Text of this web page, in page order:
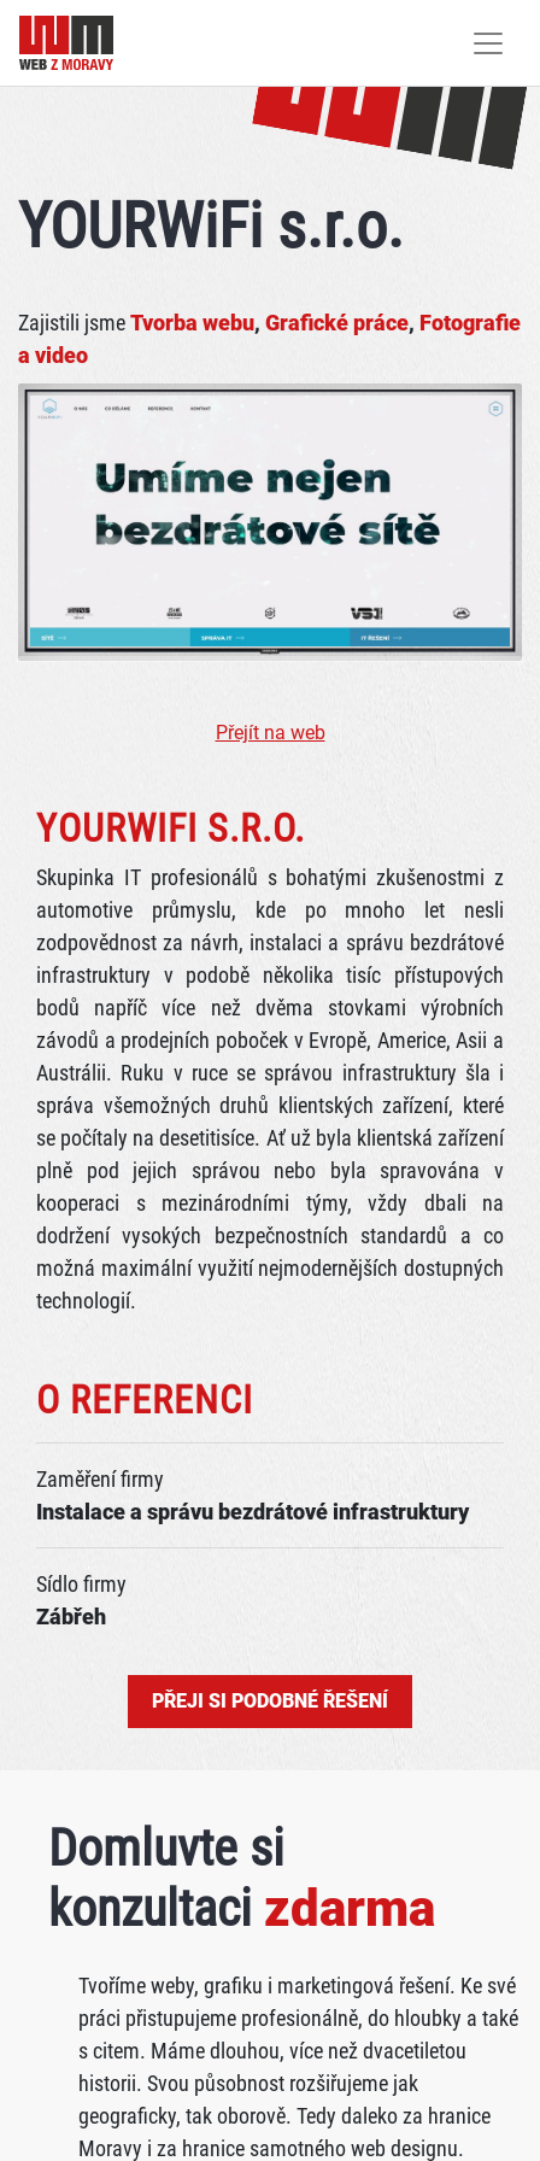
YOURWiFi s.r.o.
Zajistili jsmeTvorba webu, Grafické práce, Fotografie
a video
Přejít na web
YOURWIFI S.R.O.
Skupinka IT profesionálů s bohatými zkušenostmi z
automotive průmyslu, kde po mnoho let nesli
zodpovědnost za návrh, instalaci a správu bezdrátové
infrastruktury v podobě několika tisíc přístupových
bodů napříč více než dvěma stovkami výrobních
závodů a prodejních poboček v Evropě, Americe, Asii a
Austrálii. Ruku v ruce se správou infrastruktury šla i
správa všemožných druhů klientských zařízení, které
se počítaly na desetitisíce. Ať už byla klientská zařízení
plně pod jejich správou nebo byla spravována v
kooperaci s mezinárodními týmy, vždy dbali na
dodržení vysokých bezpečnostních standardů a co
možná maximální využití nejmodernějších dostupných
technologií.
O REFERENCI
Zaměření firmy
Instalace a správu bezdrátové infrastruktury
Sídlo firmy
Zábřeh
PŘEJI SI PODOBNÉ ŘEŠENÍ
Domluvte si
konzultaci zdarma
Tvoříme weby, grafiku i marketingová řešení. Ke své
práci přistupujeme profesionálně, do hloubky a také
s citem. Máme dlouhou, více než dvacetiletou
historii. Svou působnost rozšiřujeme jak
geograficky, tak oborově. Tedy daleko za hranice
Moravy i za hranice samotného web designu.